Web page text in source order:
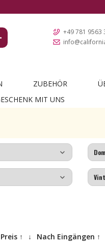
+49 781 9563
ZUBEHÖR
MIT UNS
↑ ↓ Nach Eingängen ↑